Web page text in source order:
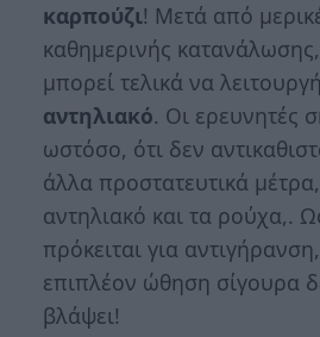
καρπούζι! Μετά από
καθημερινής
μπορεί τελικά να
αντηλιακό. Οι ερευνητές
ωστόσο, ότι δεν
άλλα προστατευτικά
αντηλιακό και τα ρούχα,.
πρόκειται για
επιπλέον ώθηση σίγουρα
βλάψει!